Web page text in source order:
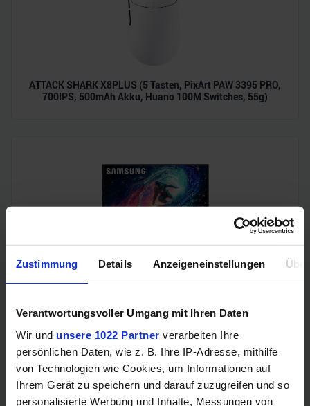
Zustimmung Details Anzeigeneinstellungen
Verantwortungsvoller Umgang mit Ihren Daten
Wir und unsere 1022 Partner verarbeiten Ihre
persönlichen Daten, wie z. B. Ihre IP-Adresse, mithilfe
von Technologien wie Cookies, um Informationen auf
Ihrem Gerät zu speichern und darauf zuzugreifen und so
personalisierte Werbung und Inhalte, Messungen von
ATTACK SHARK X8PLUS (5 Tasten, PixArt PAW 3395 PRO,
700IPS, 500mAh Akku, Huano 100M Switches, 55g)